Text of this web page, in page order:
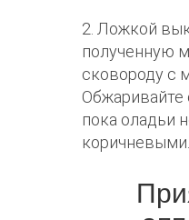
2. Ложкой
полученную
сковороду с
Обжаривайте
пока оладьи
коричневыми.